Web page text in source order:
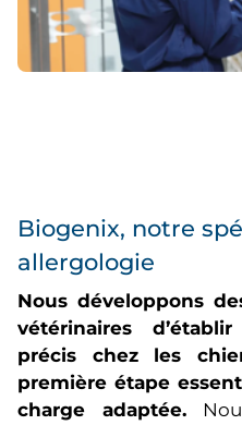
Biogenix, notre
allergologie
Nous développons
vétérinaires
précis chez les
première étape
charge adaptée.